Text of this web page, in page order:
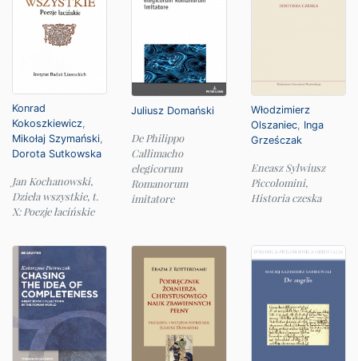
Konrad
Kokoszkiewicz,
Mikołaj Szymański,
Dorota Sutkowska
Jan Kochanowski,
Dzieła wszystkie, t.
X: Poezje łacińskie
Juliusz Domański
De Philippo
Callimacho
elegicorum
Romanorum
imitatore
Włodzimierz
Olszaniec, Inga
Grześczak
Eneasz Sylwiusz
Piccolomini,
Historia czeska